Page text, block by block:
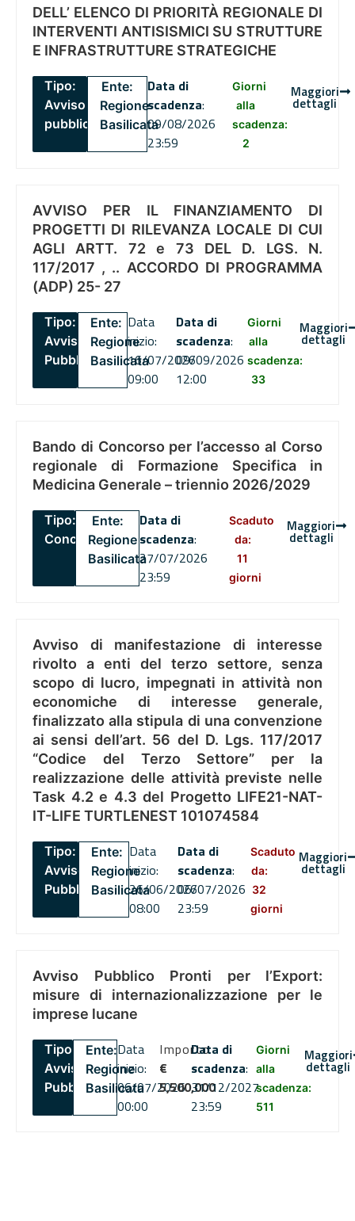
DELL’ ELENCO DI PRIORITÀ REGIONALE DI
INTERVENTI ANTISISMICI SU STRUTTURE
E INFRASTRUTTURE STRATEGICHE
Tipo:
Avviso
pubblico
Ente:
Regione
Basilicata
Data di
scadenza:
09/08/2026
23:59
Giorni
alla
scadenza:
2
Maggiori
dettagli
AVVISO PER IL FINANZIAMENTO DI
PROGETTI DI RILEVANZA LOCALE DI CUI
AGLI ARTT. 72 e 73 DEL D. LGS. N.
117/2017 , .. ACCORDO DI PROGRAMMA
(ADP) 25- 27
Tipo:
Avviso
Pubblico
Ente:
Regione
Basilicata
Data
inizio:
16/07/2026
09:00
Data di
scadenza:
09/09/2026
12:00
Giorni
alla
scadenza:
33
Maggiori
dettagli
Bando di Concorso per l’accesso al Corso
regionale di Formazione Specifica in
Medicina Generale – triennio 2026/2029
Tipo:
Concorsi
Ente:
Regione
Basilicata
Data di
scadenza:
27/07/2026
23:59
Scaduto
da:
11
giorni
Maggiori
dettagli
Avviso di manifestazione di interesse
rivolto a enti del terzo settore, senza
scopo di lucro, impegnati in attività non
economiche di interesse generale,
finalizzato alla stipula di una convenzione
ai sensi dell’art. 56 del D. Lgs. 117/2017
“Codice del Terzo Settore” per la
realizzazione delle attività previste nelle
Task 4.2 e 4.3 del Progetto LIFE21-NAT-
IT-LIFE TURTLENEST 101074584
Tipo:
Avviso
Pubblico
Ente:
Regione
Basilicata
Data
inizio:
26/06/2026
08:00
Data di
scadenza:
06/07/2026
23:59
Scaduto
da:
32
giorni
Maggiori
dettagli
Avviso Pubblico Pronti per l’Export:
misure di internazionalizzazione per le
imprese lucane
Tipo:
Avviso
Pubblico
Ente:
Regione
Basilicata
Data
inizio:
06/07/2026
00:00
Importo
€
5,500,000
Data di
scadenza:
31/12/2027
23:59
Giorni
alla
scadenza:
511
Maggiori
dettagli